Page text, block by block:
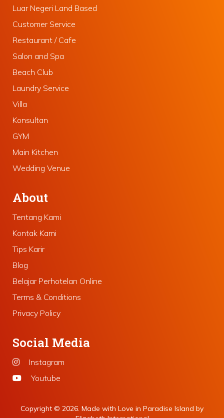
Luar Negeri Land Based
Customer Service
Restaurant / Cafe
Salon and Spa
Beach Club
Laundry Service
Villa
Konsultan
GYM
Main Kitchen
Wedding Venue
About
Tentang Kami
Kontak Kami
Tips Karir
Blog
Belajar Perhotelan Online
Terms & Conditions
Privacy Policy
Social Media
Instagram
Youtube
Copyright © 2026. Made with Love in Paradise Island by